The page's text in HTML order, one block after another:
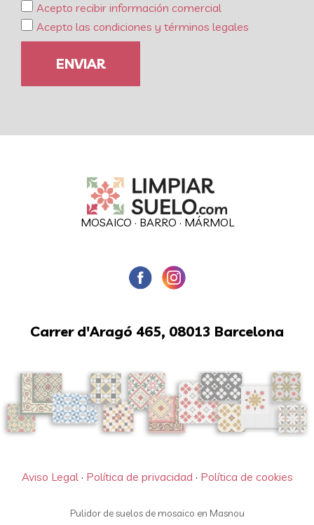
Acepto recibir información comercial
Acepto las condiciones y términos legales
ENVIAR
MOSAICO · BARRO · MÁRMOL
Carrer d'Aragó 465, 08013 Barcelona
Aviso Legal · Política de privacidad · Política de cookies
Pulidor de suelos de mosaico en Masnou